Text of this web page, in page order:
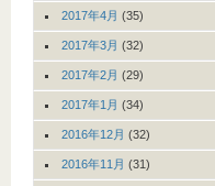
2017年4月 (35)
2017年3月 (32)
2017年2月 (29)
2017年1月 (34)
2016年12月 (32)
2016年11月 (31)